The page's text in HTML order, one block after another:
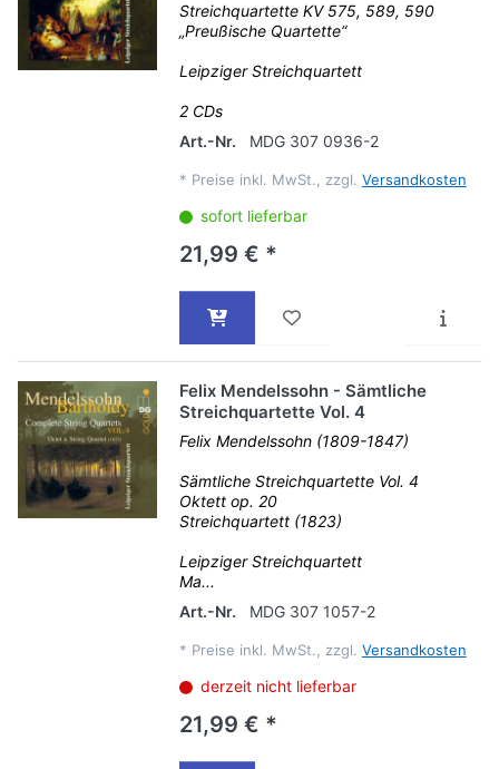
Streichquartette KV 575, 589, 590
„Preußische Quartette“
Leipziger Streichquartett
2 CDs
Art.-Nr.
MDG 307 0936-2
* Preise inkl. MwSt., zzgl. Versandkosten
sofort lieferbar
21,99 € *
Felix Mendelssohn - Sämtliche
Streichquartette Vol. 4
Felix Mendelssohn (1809-1847)
Sämtliche Streichquartette Vol. 4
Oktett op. 20
Streichquartett (1823)
Leipziger Streichquartett
Ma...
Art.-Nr.
MDG 307 1057-2
* Preise inkl. MwSt., zzgl. Versandkosten
derzeit nicht lieferbar
21,99 € *